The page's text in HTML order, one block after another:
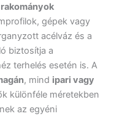
gépek vagy
acélváz és a
biztosítja a
terhelés esetén is. A
, mind ipari vagy
különféle méretekben
az egyéni